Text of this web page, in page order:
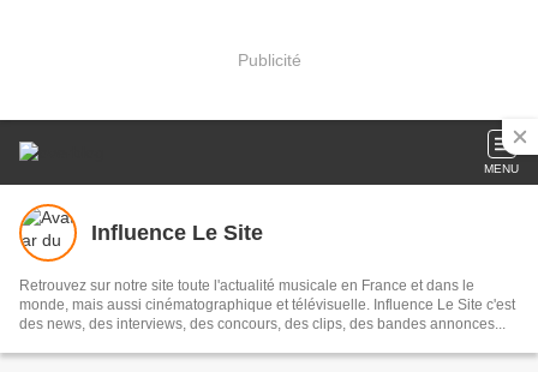
Publicité
MENU
Influence Le Site
Retrouvez sur notre site toute l'actualité musicale en France et dans le
monde, mais aussi cinématographique et télévisuelle. Influence Le Site c'est
des news, des interviews, des concours, des clips, des bandes annonces...